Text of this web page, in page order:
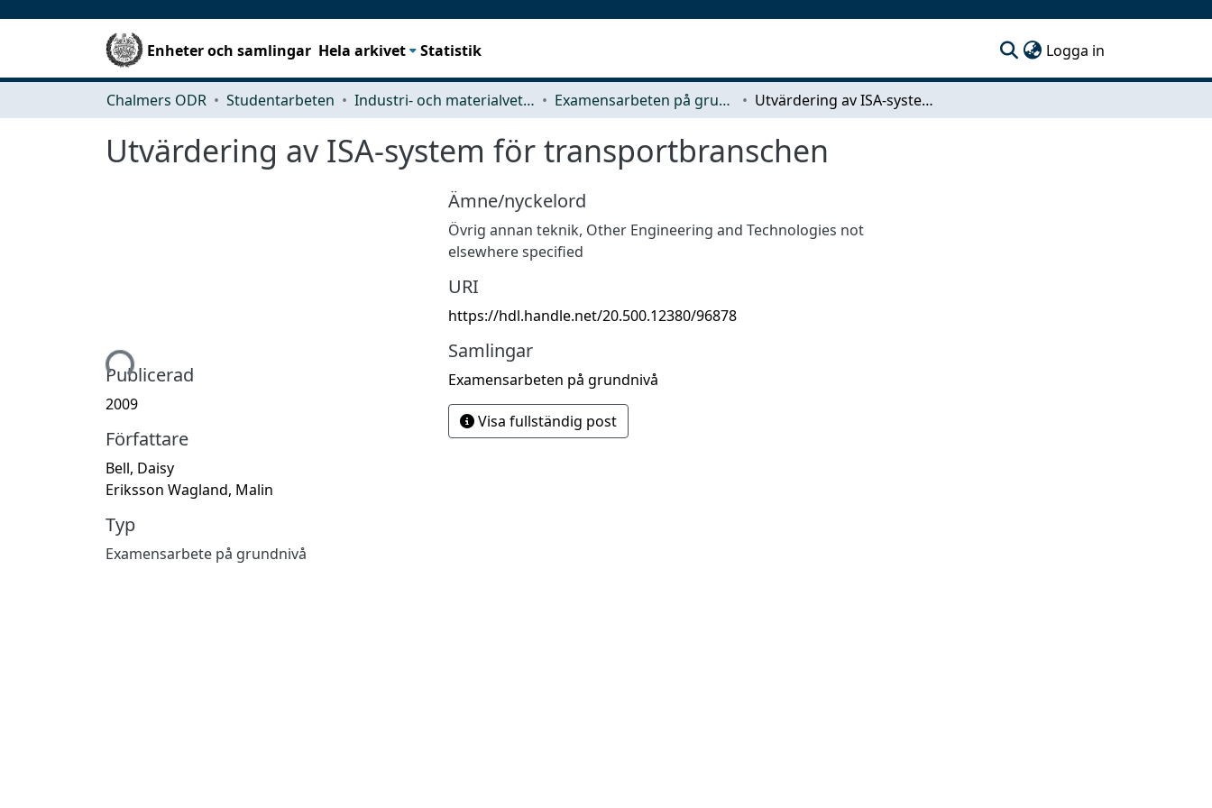
Enheter och samlingar Hela arkivet Statistik Logga in
Chalmers ODR Studentarbeten Industri- och materialvetenskap (IMS) Examensarbeten på grundnivå Utvärdering av ISA-system för transportbranschen
Utvärdering av ISA-system för transportbranschen
Hämtar...Publicerad
2009
Författare
Bell, Daisy
Eriksson Wagland, Malin
Typ
Examensarbete på grundnivå
Ämne/nyckelord
Övrig annan teknik, Other Engineering and Technologies not
elsewhere specified
URI
https://hdl.handle.net/20.500.12380/96878
Samlingar
Examensarbeten på grundnivå
Visa fullständig post